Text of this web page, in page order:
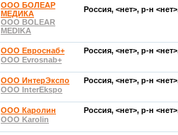
ООО БОЛЕАР
МЕДИКА
Россия, <нет>, р-н
OOO BOLEAR
MEDIKA
ООО Евроснаб+
Россия, <нет>, р-н
OOO Evrosnab+
ООО ИнтерЭкспо
Россия, <нет>, р-н
OOO InterEkspo
ООО Каролин
Россия, <нет>, р-н
OOO Karolin